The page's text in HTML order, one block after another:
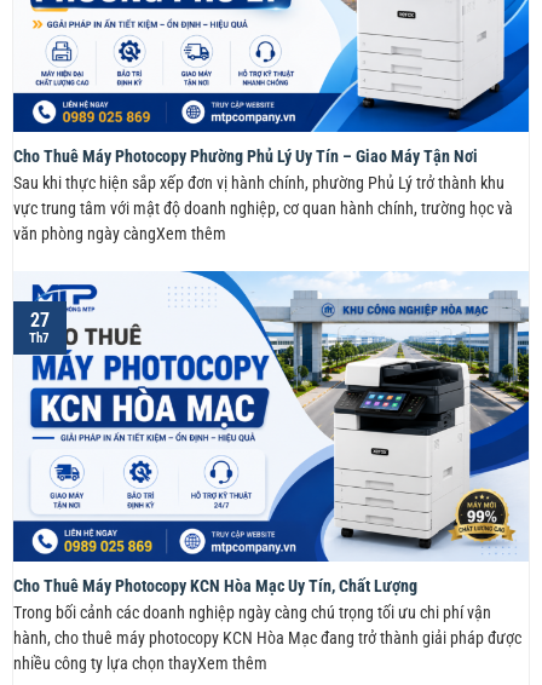
Cho Thuê Máy Photocopy Phường Phủ Lý Uy Tín – Giao Máy Tận Nơi
Sau khi thực hiện sắp xếp đơn vị hành chính, phường Phủ Lý trở thành khu
vực trung tâm với mật độ doanh nghiệp, cơ quan hành chính, trường học và
văn phòng ngày càngXem thêm
Cho Thuê Máy Photocopy KCN Hòa Mạc Uy Tín, Chất Lượng
Trong bối cảnh các doanh nghiệp ngày càng chú trọng tối ưu chi phí vận
hành, cho thuê máy photocopy KCN Hòa Mạc đang trở thành giải pháp được
nhiều công ty lựa chọn thayXem thêm
27
Th7